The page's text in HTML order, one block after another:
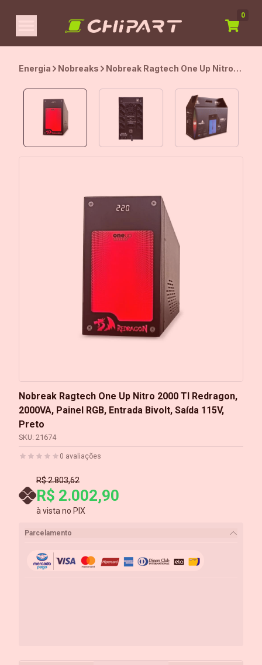
0
Energia Nobreaks
Nobreak Ragtech One Up Nitro
Painel RGB, Entrada Bivolt,
Saída 115V, Preto
Nobreak Ragtech One Up Nitro 2000 TI Redragon,
2000VA, Painel RGB, Entrada Bivolt, Saída 115V,
Preto
SKU: 21674
0 avaliações
R$ 2.803,62
R$ 2.002,90
à vista no PIX
Parcelamento